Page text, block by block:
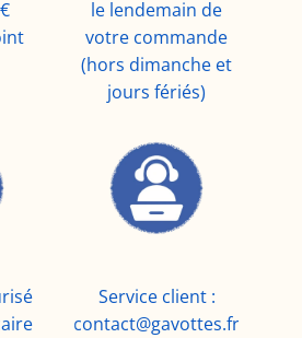
le lendemain de
votre commande
(hors dimanche et
jours fériés)
Service client :
contact@gavottes.fr